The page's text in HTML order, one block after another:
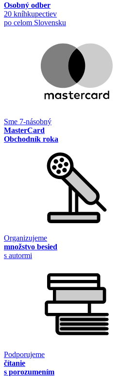
Osobný odber
20 kníhkupectiev
po celom Slovensku
Sme 7-násobný
MasterCard
Obchodník roka
Organizujeme
množstvo besied
s autormi
Podporujeme
čítanie
s porozumením